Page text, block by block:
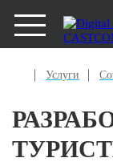
Услуги